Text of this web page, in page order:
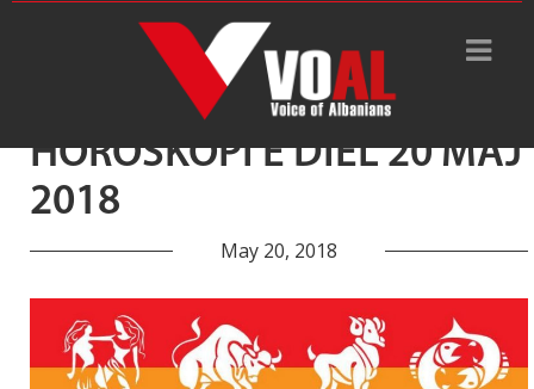
Tag Archive: ditë ideale
HOROSKOPI E DIEL 20 MAJ
2018
May 20, 2018